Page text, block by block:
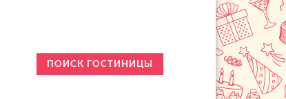
ПОИСК ГОСТИНИЦЫ